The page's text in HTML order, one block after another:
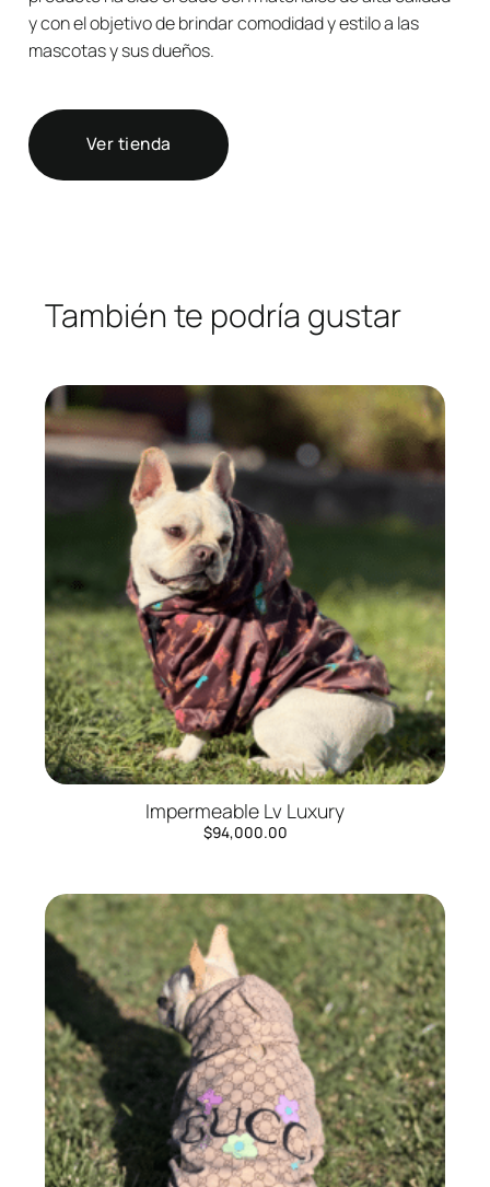
y con el objetivo de brindar comodidad y estilo a las
mascotas y sus dueños.
Ver tienda
También te podría gustar
Impermeable Lv Luxury
$94,000.00